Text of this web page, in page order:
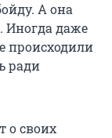
А она
Иногда даже
происходили
ради
о своих